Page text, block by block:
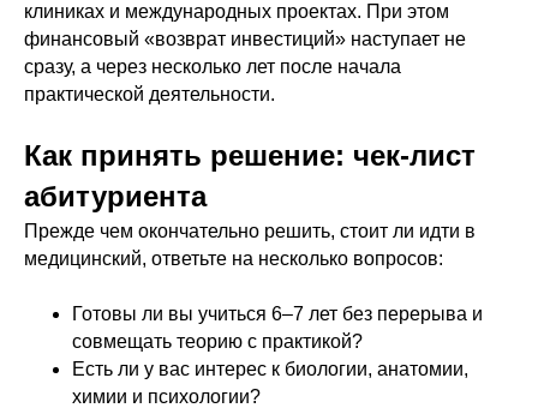
клиниках и международных проектах. При этом
финансовый «возврат инвестиций» наступает не
сразу, а через несколько лет после начала
практической деятельности.
Как принять решение: чек-лист
абитуриента
Прежде чем окончательно решить, стоит ли идти в
медицинский, ответьте на несколько вопросов:
Готовы ли вы учиться 6–7 лет без перерыва и
совмещать теорию с практикой?
Есть ли у вас интерес к биологии, анатомии,
химии и психологии?